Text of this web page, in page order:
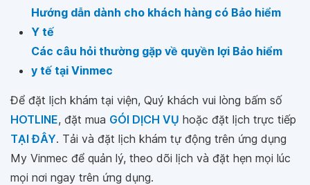
Hướng dẫn dành cho khách hàng có Bảo hiểm
Y tế
Các câu hỏi thường gặp về quyền lợi Bảo hiểm
y tế tại Vinmec
Để đặt lịch khám tại viện, Quý khách vui lòng bấm số
HOTLINE, đặt mua GÓI DỊCH VỤ hoặc đặt lịch trực tiếp
TẠI ĐÂY. Tải và đặt lịch khám tự động trên ứng dụng
My Vinmec để quản lý, theo dõi lịch và đặt hẹn mọi lúc
mọi nơi ngay trên ứng dụng.